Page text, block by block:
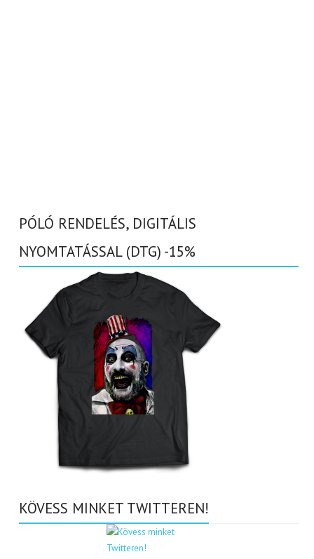
PÓLÓ RENDELÉS, DIGITÁLIS
NYOMTATÁSSAL (DTG) -15%
KÖVESS MINKET TWITTEREN!